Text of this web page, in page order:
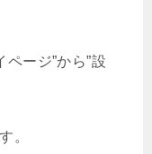
ージ”から”設
。